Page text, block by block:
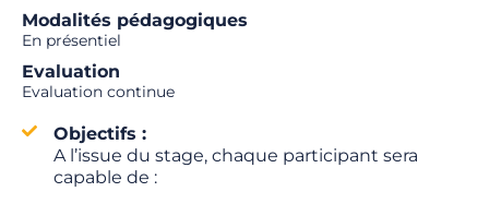
Modalités pédagogiques
En présentiel
Evaluation
Evaluation continue
Objectifs :
A l’issue du stage, chaque participant sera
capable de :